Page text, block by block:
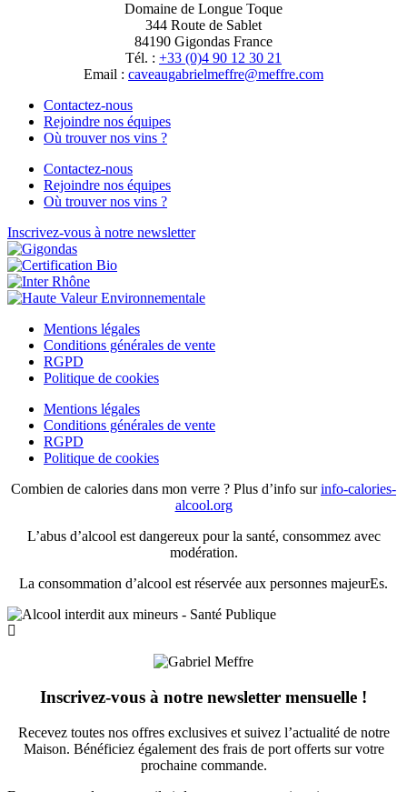
Domaine de Longue Toque
344 Route de Sablet
84190 Gigondas France
Tél. : +33 (0)4 90 12 30 21
Email : moc.erffem@erffemleirbaguaevac
Contactez-nous
Rejoindre nos équipes
Où trouver nos vins ?
Contactez-nous
Rejoindre nos équipes
Où trouver nos vins ?
Inscrivez-vous à notre newsletter
Mentions légales
Conditions générales de vente
RGPD
Politique de cookies
Mentions légales
Conditions générales de vente
RGPD
Politique de cookies
Combien de calories dans mon verre ? Plus d’info surinfo-calories-
alcool.org
L’abus d’alcool est dangereux pour la santé, consommez avec
modération.
La consommation d’alcool est réservée aux personnes majeurEs.
Inscrivez-vous à notre newsletter mensuelle !
Recevez toutes nos offres exclusives et suivez l’actualité de notre
Maison. Bénéficiez également des frais de port offerts sur votre
prochaine commande.